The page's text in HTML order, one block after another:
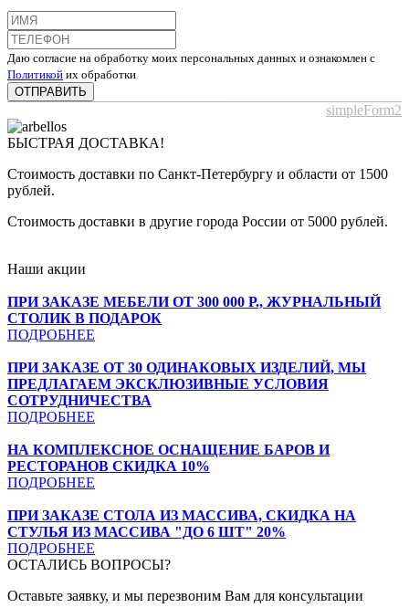
Даю согласие на обработку моих персональных данных и ознакомлен с
Политикой их обработки
ОТПРАВИТЬ
simpleForm2
БЫСТРАЯ ДОСТАВКА!
Стоимость доставки по Санкт-Петербургу и области от 1500
рублей.
Стоимость доставки в другие города России от 5000 рублей.
Наши акции
ПРИ ЗАКАЗЕ МЕБЕЛИ ОТ 300 000 Р., ЖУРНАЛЬНЫЙ
СТОЛИК В ПОДАРОК
ПОДРОБНЕЕ
ПРИ ЗАКАЗЕ ОТ 30 ОДИНАКОВЫХ ИЗДЕЛИЙ, МЫ
ПРЕДЛАГАЕМ ЭКСКЛЮЗИВНЫЕ УСЛОВИЯ
СОТРУДНИЧЕСТВА
ПОДРОБНЕЕ
НА КОМПЛЕКСНОЕ ОСНАЩЕНИЕ БАРОВ И
РЕСТОРАНОВ СКИДКА 10%
ПОДРОБНЕЕ
ПРИ ЗАКАЗЕ СТОЛА ИЗ МАССИВА, СКИДКА НА
СТУЛЬЯ ИЗ МАССИВА "ДО 6 ШТ" 20%
ПОДРОБНЕЕ
ОСТАЛИСЬ ВОПРОСЫ?
Оставьте заявку, и мы перезвоним Вам для консультации